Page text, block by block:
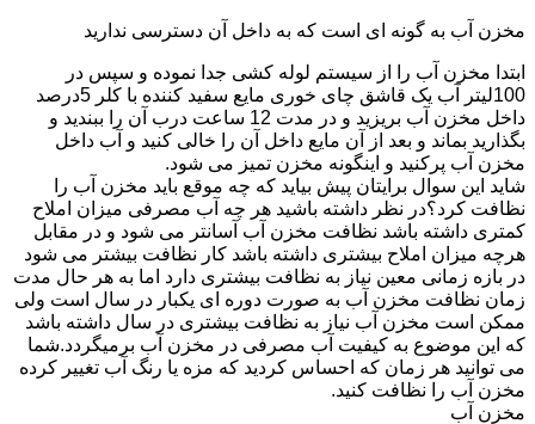
مخزن آب به گونه ای است که به داخل آن دسترسی ندارید
ابتدا مخزن آب را از سیستم لوله کشی جدا نموده و سپس در
100لیتر آب یک قاشق چای خوری مایع سفید کننده با کلر 5درصد
داخل مخزن آب بریزید و در مدت 12 ساعت درب آن را ببندید و
بگذارید بماند و بعد از آن مایع داخل آن را خالی کنید و آب داخل
مخزن آب پرکنید و اینگونه مخزن تمیز می شود.
شاید این سوال برایتان پیش بیاید که چه موقع باید مخزن آب را
نظافت کرد؟در نظر داشته باشید هر چه آب مصرفی میزان املاح
کمتری داشته باشد نظافت مخزن آب آسانتر می شود و در مقابل
هرچه میزان املاح بیشتری داشته باشد کار نظافت بیشتر می شود
در بازه زمانی معین نیاز به نظافت بیشتری دارد اما به هر حال مدت
زمان نظافت مخزن آب به صورت دوره ای یکبار در سال است ولی
ممکن است مخزن آب نیاز به نظافت بیشتری در سال داشته باشد
که این موضوع به کیفیت آب مصرفی در مخزن آب برمیگردد.شما
می توانید هر زمان که احساس کردید که مزه یا رنگ آب تغییر کرده
مخزن آب را نظافت کنید.
مخزن آب